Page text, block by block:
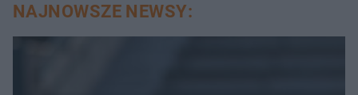
NAJNOWSZE NEWSY: